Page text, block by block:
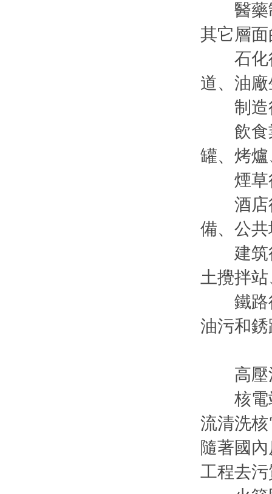
醫藥制
其它層
石化行
道、油
制造行
飲食業
罐、烤
煙草行
酒店行
備、公
建筑行
土攪拌
鐵路行
油污和
高壓清
核電站
流清洗
隨著國
工程去